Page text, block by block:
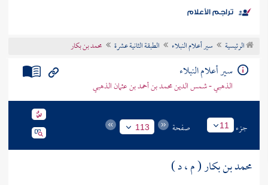
موضوعي
تراجم الأعلام
الرئيسية سير أعلام النبلاء الطبقة الثانية عشرة محمد بن بكار
سير أعلام النبلاء
الذهبي - شمس الدين محمد بن أحمد بن عثمان الذهبي
جزء 11 صفحة 113
محمد بن بكار ( م ، د )